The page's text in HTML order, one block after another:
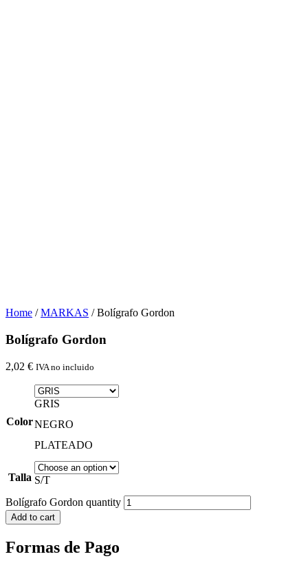
Home /MARKAS / Bolígrafo Gordon
Bolígrafo Gordon
2,02 € IVA no incluido
Color
GRIS
NEGRO
PLATEADO
Talla S/T
Bolígrafo Gordon quantity
Add to cart
Formas de Pago